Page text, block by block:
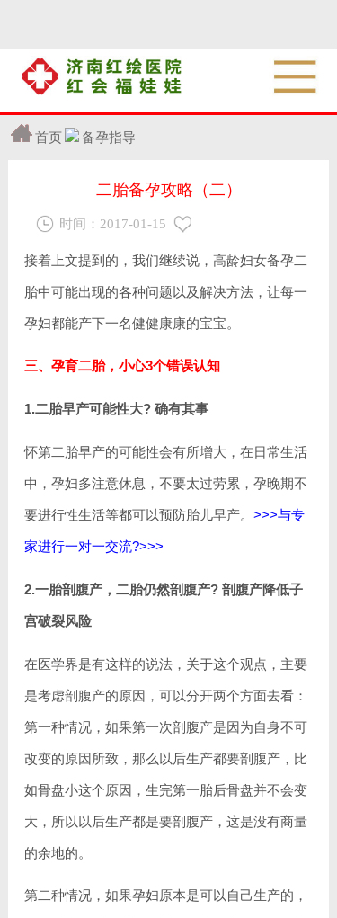
首页 备孕指导
二胎备孕攻略（二）
时间： 2017-01-15
接着上文提到的，我们继续说，高龄妇女备孕二
胎中可能出现的各种问题以及解决方法，让每一
孕妇都能产下一名健健康康的宝宝。
三、孕育二胎，小心3个错误认知
1.二胎早产可能性大? 确有其事
怀第二胎早产的可能性会有所增大，在日常生活
中，孕妇多注意休息，不要太过劳累，孕晚期不
要进行性生活等都可以预防胎儿早产。>>>与专
家进行一对一交流?>>>
2.一胎剖腹产，二胎仍然剖腹产? 剖腹产降低子
宫破裂风险
在医学界是有这样的说法，关于这个观点，主要
是考虑剖腹产的原因，可以分开两个方面去看：
第一种情况，如果第一次剖腹产是因为自身不可
改变的原因所致，那么以后生产都要剖腹产，比
如骨盘小这个原因，生完第一胎后骨盘并不会变
大，所以以后生产都是要剖腹产，这是没有商量
的余地的。
第二种情况，如果孕妇原本是可以自己生产的，